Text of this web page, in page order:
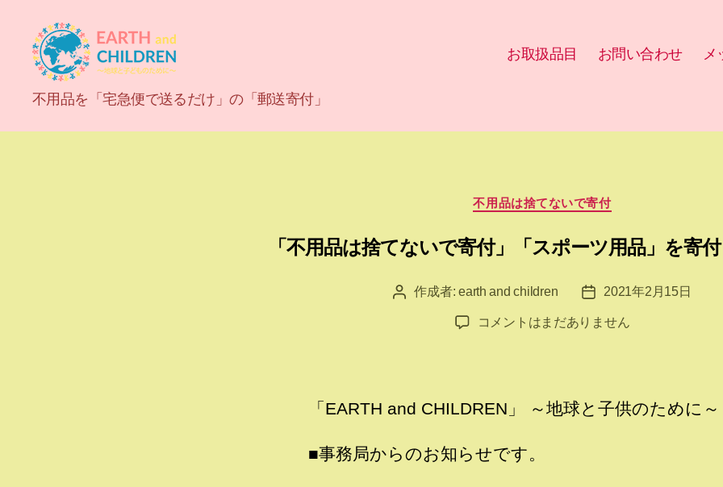
ア
不用品を「宅急便で送るだけ」の「郵送寄付」
お取扱品目 お問い合わせ メ
カ
テ
リ
不用品は捨てないで寄付
「不用品は捨てないで寄付」「スポーツ用品」を寄
投
作成者:earth and children
投
日
2021年2月15日
「不
て
い
コメントはまだありません
「EARTH and CHILDREN」 ～地球と子供のために～
■事務局からのお知らせです。